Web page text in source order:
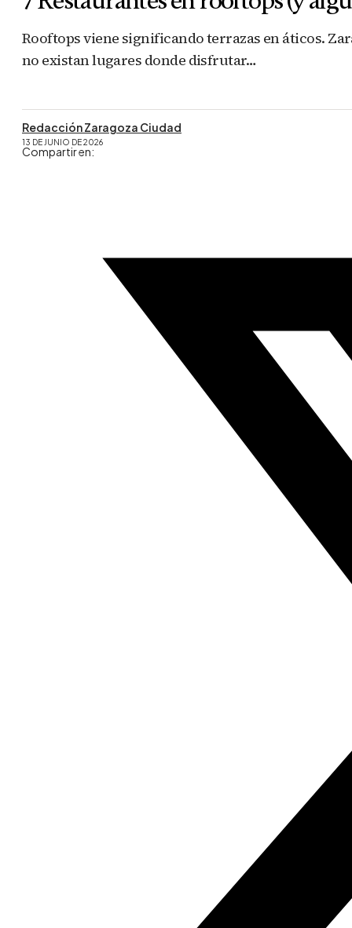
Rooftops viene significando terrazas en áticos.
no existan lugares donde disfrutar…
Redacción Zaragoza Ciudad
13 DE JUNIO DE 2026
Compartir en: